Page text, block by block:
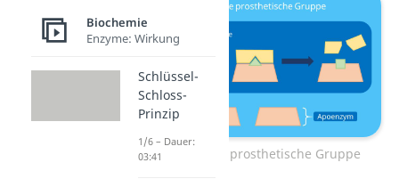
Funktionsweise prosthetische Gruppe
Biochemie
Enzyme: Wirkung
Schlüssel-
Schloss-
Prinzip
1/6 – Dauer:
03:41